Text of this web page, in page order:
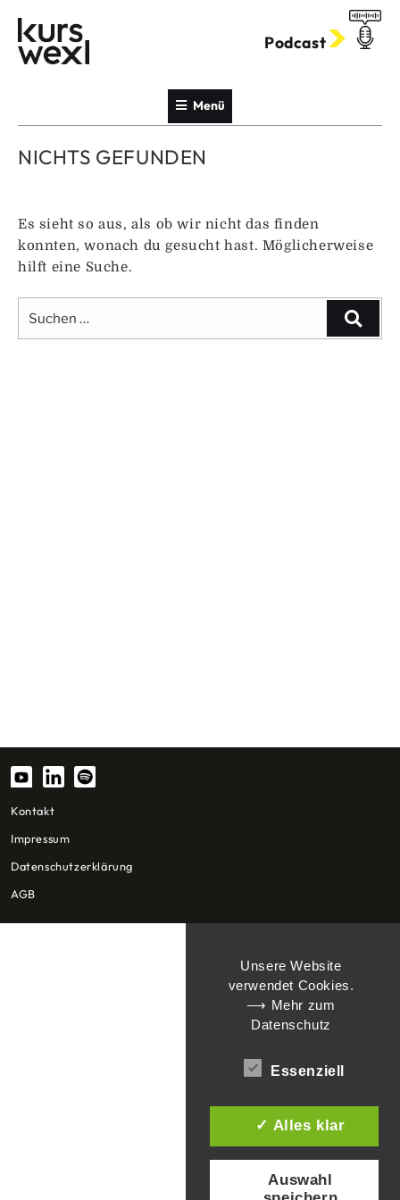
Inhalt
springen
Podcast
Menü
NICHTS GEFUNDEN
Es sieht so aus, als ob wir nicht das finden
konnten, wonach du gesucht hast. Möglicherweise
hilft eine Suche.
nach:
Suchen
Kontakt
Impressum
Datenschutzerklärung
AGB
Unsere Website
verwendet Cookies.
⟶ Mehr zum
Datenschutz
Essenziell
✓ Alles klar
Auswahl